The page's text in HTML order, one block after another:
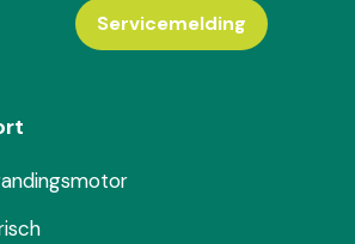
Servicemelding